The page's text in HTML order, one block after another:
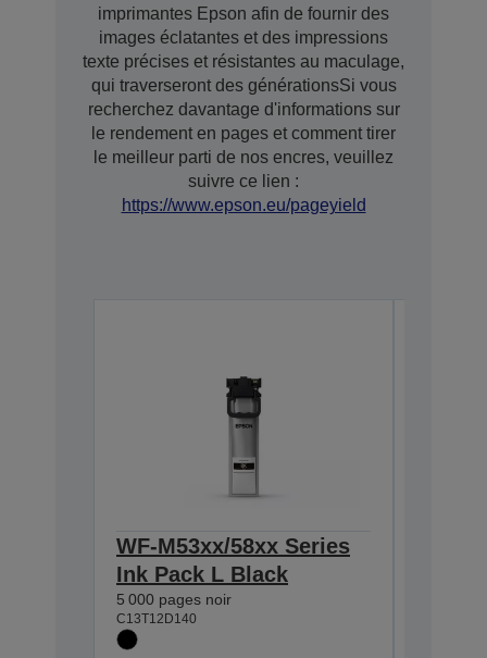
imprimantes Epson afin de fournir des
images éclatantes et des impressions
texte précises et résistantes au maculage,
qui traverseront des générationsSi vous
recherchez davantage d'informations sur
le rendement en pages et comment tirer
le meilleur parti de nos encres, veuillez
suivre ce lien :
https://www.epson.eu/pageyield
WF-M53xx/58xx Series
Ink Pack L Black
5 000 pages noir
C13T12D140